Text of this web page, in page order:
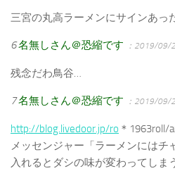
三宮の丸高ラーメンにサインあっ
6名無しさん＠恐縮です ：2019/09/
残念だわ鳥谷…
7名無しさん＠恐縮です ：2019/09/
http://blog.livedoor.jp/ro ＊1963roll/
メッセンジャー「ラーメンにはチ
入れるとダシの味が変わってしま